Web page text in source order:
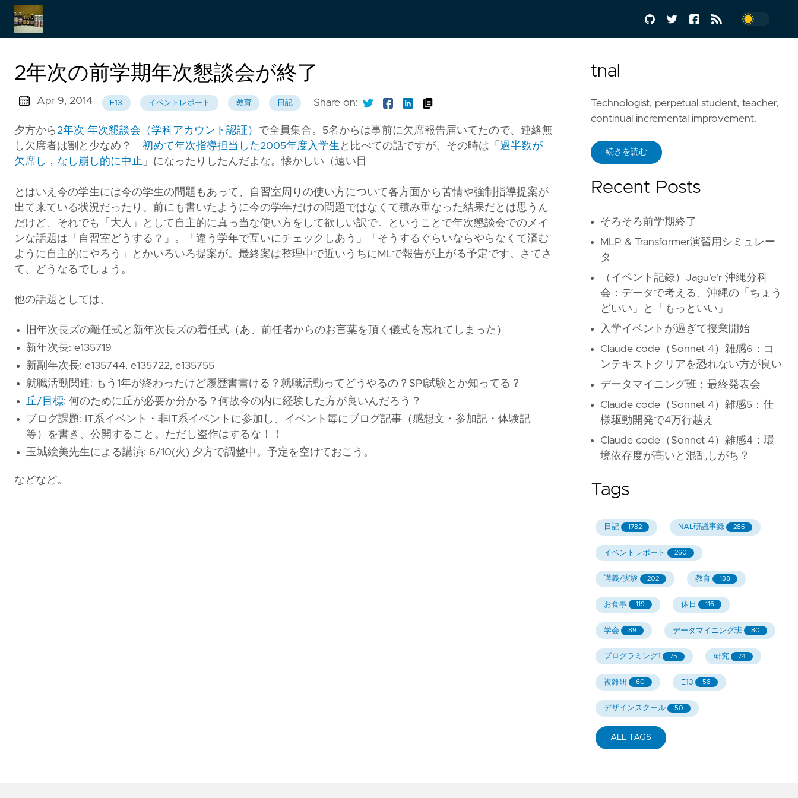
2年次の前学期年次懇談会が終了
Apr 9, 2014 E13 イベントレポート 教育 日記 Share on:
夕方から2年次 年次懇談会（学科アカウント認証） で全員集合。5名からは事前に欠席報告届いてたので、連絡無
し欠席者は割と少なめ？ 初めて年次指導担当した2005年度入学生 と比べての話ですが、その時は「 過半数が
欠席し，なし崩し的に中止 」になったりしたんだよな。懐かしい（遠い目
とはいえ今の学生には今の学生の問題もあって、自習室周りの使い方について各方面から苦情や強制指導提案が
出て来ている状況だったり。前にも書いたように今の学年だけの問題ではなくて積み重なった結果だとは思うん
だけど、それでも「大人」として自主的に真っ当な使い方をして欲しい訳で。ということで年次懇談会でのメイ
ンな話題は「自習室どうする？」。「違う学年で互いにチェックしあう」「そうするぐらいならやらなくて済む
ように自主的にやろう」とかいろいろ提案が。最終案は整理中で近いうちにMLで報告が上がる予定です。さてさ
て、どうなるでしょう。
他の話題としては、
旧年次長ズの離任式と新年次長ズの着任式（あ、前任者からのお言葉を頂く儀式を忘れてしまった）
新年次長: e135719
新副年次長: e135744, e135722, e135755
就職活動関連: もう1年が終わったけど履歴書書ける？就職活動ってどうやるの？SPI試験とか知ってる？
丘/目標: 何のために丘が必要か分かる？何故今の内に経験した方が良いんだろう？
ブログ課題: IT系イベント・非IT系イベントに参加し、イベント毎にブログ記事（感想文・参加記・体験記
等）を書き、公開すること。ただし盗作はするな！！
玉城絵美先生による講演: 6/10(火) 夕方で調整中。予定を空けておこう。
などなど。
tnal
Technologist, perpetual student, teacher,
continual incremental improvement.
続きを読む
Recent Posts
そろそろ前学期終了
MLP & Transformer演習用シミュレー
タ
（イベント記録）Jagu'e'r 沖縄分科
会：データで考える、沖縄の「ちょう
どいい」と「もっといい」
入学イベントが過ぎて授業開始
Claude code（Sonnet 4）雑感6：コ
ンテキストクリアを恐れない方が良い
データマイニング班：最終発表会
Claude code（Sonnet 4）雑感5：仕
様駆動開発で4万行越え
Claude code（Sonnet 4）雑感4：環
境依存度が高いと混乱しがち？
Tags
日記 1782 NAL研議事録 286
イベントレポート 260
講義/実験 202 教育 138
お食事 119 休日 116
学会 89 データマイニング班 80
プログラミング1 75 研究 74
複雑研 60 E13 58
デザインスクール 50
ALL TAGS